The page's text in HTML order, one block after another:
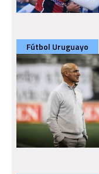
Fútbol Uruguayo